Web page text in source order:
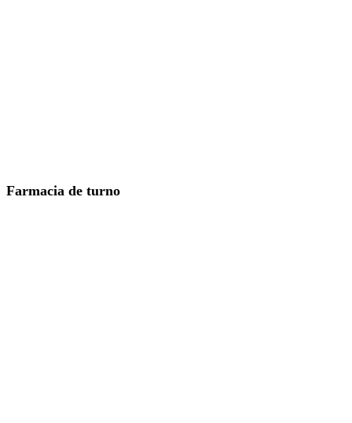
Farmacia de turno